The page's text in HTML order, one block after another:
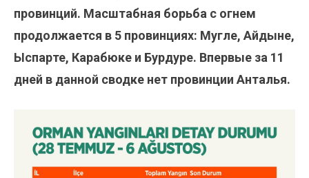
провинций. Масштабная борьба с огнем
продолжается в 5 провинциях: Мугле, Айдыне,
Ыспарте, Карабюке и Бурдуре. Впервые за 11
дней в данной сводке нет провинции Анталья.